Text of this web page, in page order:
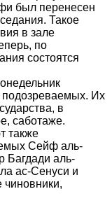
был перенесен
Такое
в зале
по
состоятся
подозреваемых. Их
в
саботаже.
также
Сейф аль-
Багдади аль-
ас-Сенуси и